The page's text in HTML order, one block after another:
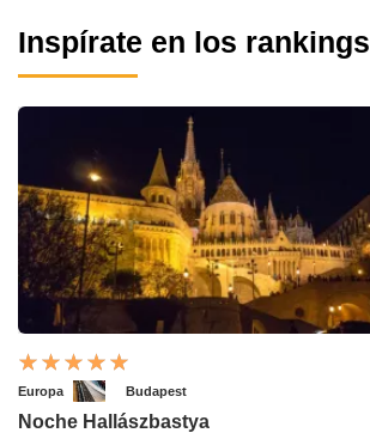
Inspírate en los rankings
Europa Budapest
Noche Hallászbastya